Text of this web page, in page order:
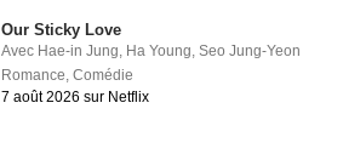
Our Sticky Love
Avec Hae-in Jung, Ha Young,Seo Jung-Yeon
Romance,Comédie
7 août 2026 sur Netflix